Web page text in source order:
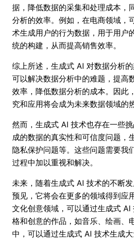
据，降低数据的采集和处理成本，
分析的效率。例如，在电商领域，
术生成用户的行为数据，用于用户
统的构建，从而提高销售效率。
综上所述，生成式 AI 对数据分析
可以解决数据分析中的难题，提高
效率，降低数据分析的成本。因此
究和应用将会成为未来数据领域的
然而，生成式 AI 技术也存在一些
成的数据的真实性和可信度问题，
隐私保护问题等。这些问题需要我
过程中加以重视和解决。
未来，随着生成式 AI 技术的不断
预见，它将会在更多的领域得到应
文化创意领域，可以通过生成式 AI
格和创意的作品，如音乐、绘画、
中，可以通过生成式 AI 技术生成